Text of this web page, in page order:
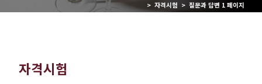
> 자격시험 > 질문과 답변 1 페이지
자격시험